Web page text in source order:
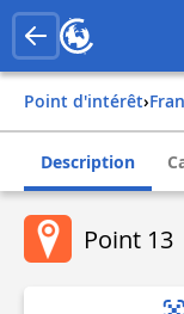
Point d'intérêt›
Description
Point 13